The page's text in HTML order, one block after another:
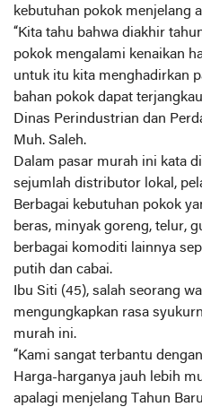
kebutuhan pokok menjelang
“Kita tahu bahwa diakhir
pokok mengalami kenaikan
untuk itu kita menghadirkan
bahan pokok dapat
Dinas Perindustrian dan
Muh. Saleh.
Dalam pasar murah ini kata
sejumlah distributor lokal,
Berbagai kebutuhan pokok
beras, minyak goreng, telur,
berbagai komoditi lainnya
putih dan cabai.
Ibu Siti (45), salah seorang
mengungkapkan rasa
murah ini.
“Kami sangat terbantu
Harga-harganya jauh lebih
apalagi menjelang Tahun